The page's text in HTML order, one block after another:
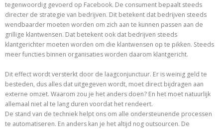
tegenwoordig gevoerd op Facebook. De consument bepaalt steeds
directer de strategie van bedrijven. Dit betekent dat bedrijven steeds
wendbaarder moeten worden om zich aan te kunnen passen aan de
grillige klantwensen. Dat betekent ook dat bedrijven steeds
klantgerichter moeten worden om die klantwensen op te pikken. Steeds
meer functies binnen organisaties worden daarom klantgericht.
Dit effect wordt versterkt door de laagconjunctuur. Er is weinig geld te
besteden, dus alles dat uitgegeven wordt, moet direct bijdragen aan
externe omzet. Waarom zou je het anders doen? En het moet natuurlijk
allemaal niet al te lang duren voordat het rendeert.
De stand van de techniek helpt ons om alle ondersteunende processen
te automatiseren. En anders kan je het altijd nog outsourcen. De